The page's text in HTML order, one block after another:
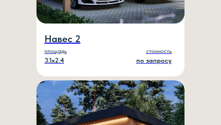
Навес 2
площадь
3.1х2.4
стоимость
по запросу